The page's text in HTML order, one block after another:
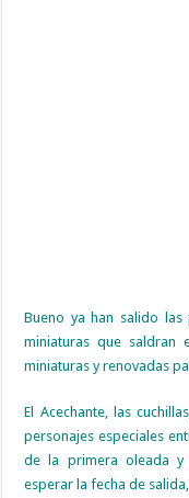
Bueno ya han salido
miniaturas que saldran
miniaturas y renovadas
El Acechante, las
personajes especiales
de la primera oleada y
esperar la fecha de